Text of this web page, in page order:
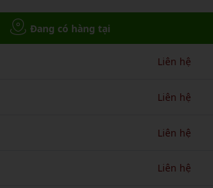
Đang có hàng tại
Liên hệ
Liên hệ
Liên hệ
Liên hệ